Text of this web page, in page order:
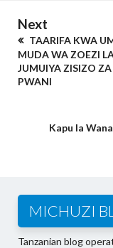
Next
TAARIFA KWA
MUDA WA ZOEZI
JUMUIYA ZISIZO
PWANI
Kapu la
MICHUZI
Tanzanian blog